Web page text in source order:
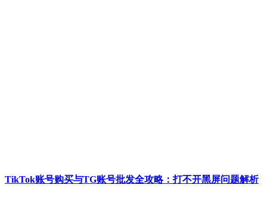
TikTok账号购买与TG账号批发全攻略：打不开黑屏问题解析